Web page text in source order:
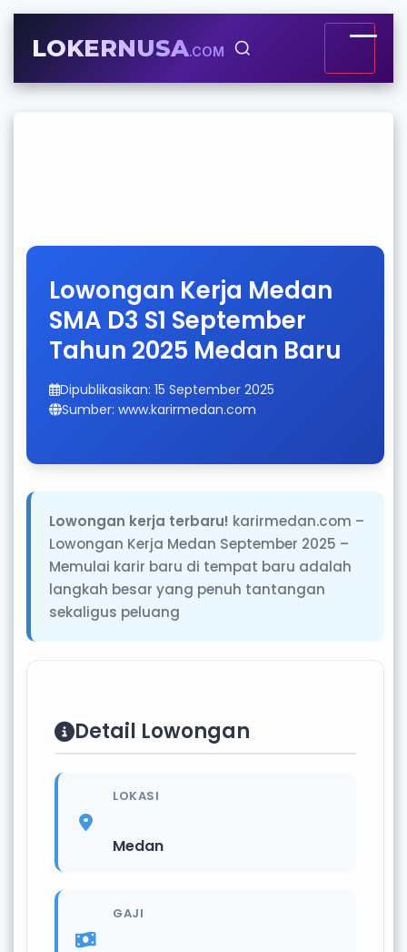
LOKERNUSA.COM
Lowongan Kerja Medan
SMA D3 S1 September
Tahun 2025 Medan Baru
Dipublikasikan: 15 September 2025
Sumber: www.karirmedan.com
Lowongan kerja terbaru! karirmedan.com –
Lowongan Kerja Medan September 2025 –
Memulai karir baru di tempat baru adalah
langkah besar yang penuh tantangan
sekaligus peluang
Detail Lowongan
LOKASI
Medan
GAJI